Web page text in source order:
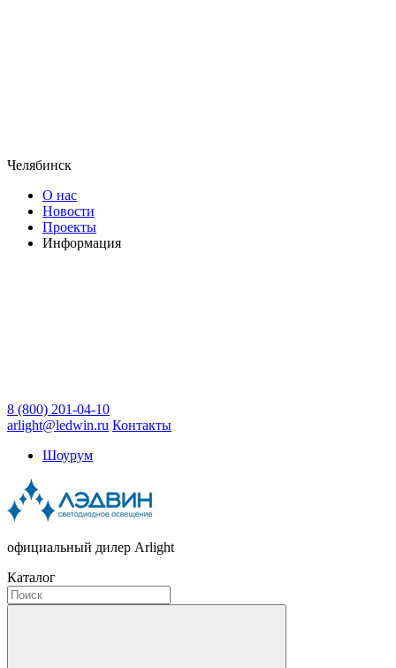
Челябинск
О нас
Новости
Проекты
Информация
8 (800) 201-04-10
arlight@ledwin.ru Контакты
Шоурум
официальный дилер Arlight
Каталог